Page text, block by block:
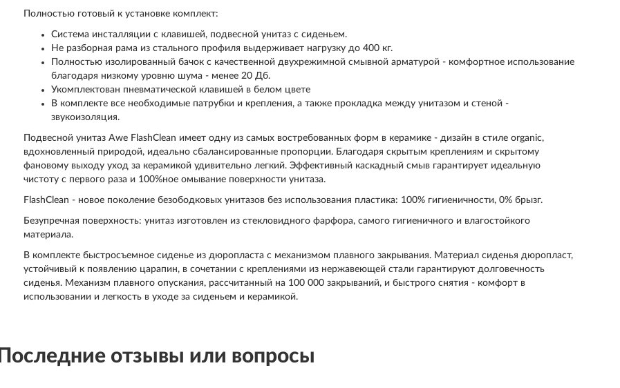
Полностью готовый к установке комплект:
Система инсталляции с клавишей, подвесной унитаз с сиденьем.
Не разборная рама из стального профиля выдерживает нагрузку до 400 кг.
Полностью изолированный бачок с качественной двухрежимной смывной арматурой - комфортное использование
благодаря низкому уровню шума - менее 20 Дб.
Укомплектован пневматической клавишей в белом цвете
В комплекте все необходимые патрубки и крепления, а также прокладка между унитазом и стеной -
звукоизоляция.
Подвесной унитаз Awe FlashClean имеет одну из самых востребованных форм в керамике - дизайн в стиле organic,
вдохновленный природой, идеально сбалансированные пропорции. Благодаря скрытым креплениям и скрытому
фановому выходу уход за керамикой удивительно легкий. Эффективный каскадный смыв гарантирует идеальную
чистоту с первого раза и 100%ное омывание поверхности унитаза.
FlashClean - новое поколение безободковых унитазов без использования пластика: 100% гигиеничности, 0% брызг.
Безупречная поверхность: унитаз изготовлен из стекловидного фарфора, самого гигиеничного и влагостойкого
материала.
В комплекте быстросъемное сиденье из дюропласта с механизмом плавного закрывания. Материал сиденья дюропласт,
устойчивый к появлению царапин, в сочетании с креплениями из нержавеющей стали гарантируют долговечность
сиденья. Механизм плавного опускания, рассчитанный на 100 000 закрываний, и быстрого снятия - комфорт в
использовании и легкость в уходе за сиденьем и керамикой.
Последние отзывы или вопросы